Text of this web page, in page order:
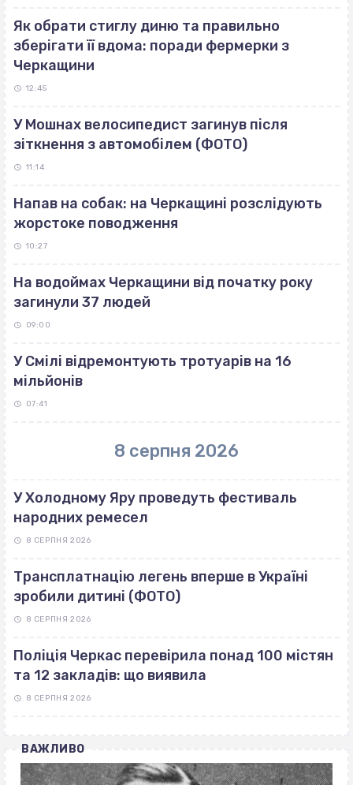
Як обрати стиглу диню та правильно
зберігати її вдома: поради фермерки з
Черкащини
12:45
У Мошнах велосипедист загинув після
зіткнення з автомобілем (ФОТО)
11:14
Напав на собак: на Черкащині розслідують
жорстоке поводження
10:27
На водоймах Черкащини від початку року
загинули 37 людей
09:00
У Смілі відремонтують тротуарів на 16
мільйонів
07:41
8 серпня 2026
У Холодному Яру проведуть фестиваль
народних ремесел
8 СЕРПНЯ 2026
Трансплатнацію легень вперше в Україні
зробили дитині (ФОТО)
8 СЕРПНЯ 2026
Поліція Черкас перевірила понад 100 містян
та 12 закладів: що виявила
8 СЕРПНЯ 2026
ВАЖЛИВО